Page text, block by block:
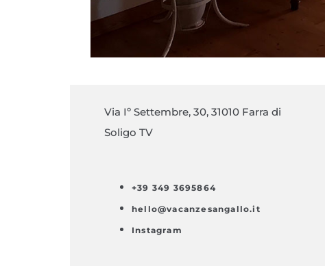
Via Iº Settembre, 30, 31010 Farra di
Soligo TV
+39 349 3695864
hello@vacanzesangallo.it
Instagram